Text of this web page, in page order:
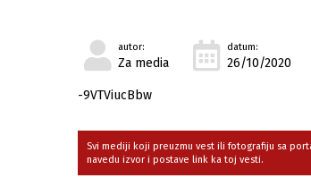
autor:
Za media
datum:
26/10/2020
-9VTViucBbw
Svi mediji koji preuzmu vest ili fotografiju sa
navedu izvor i postave link ka toj vesti.